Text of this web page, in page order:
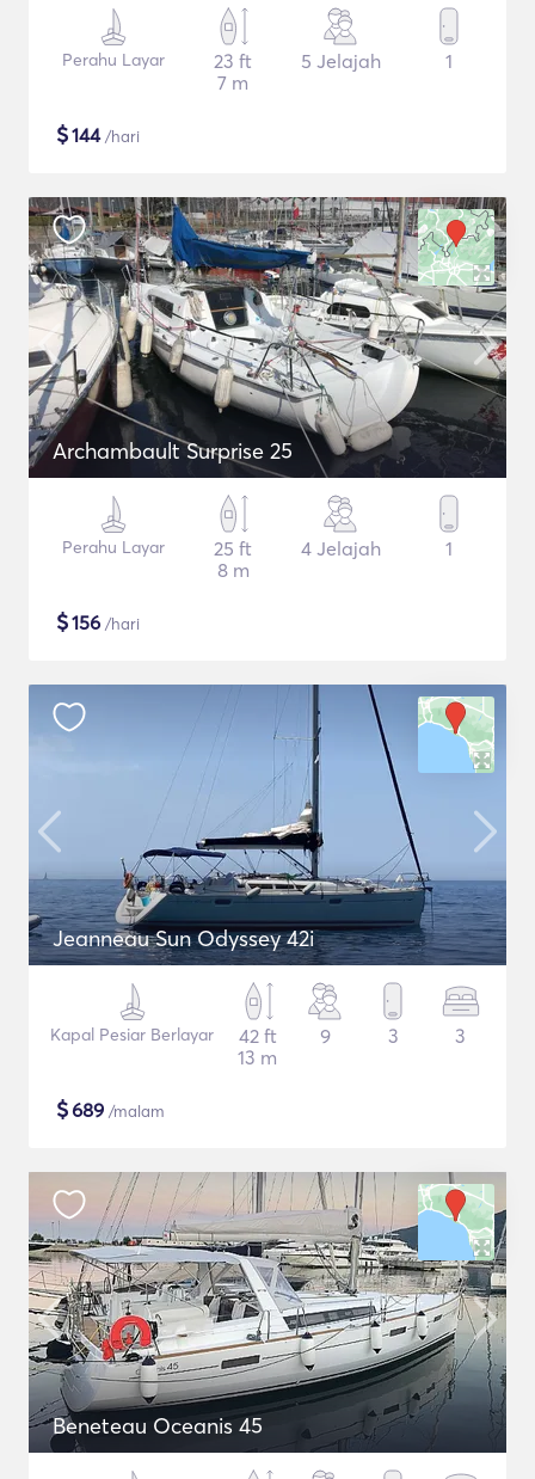
Perahu Layar
23 ft
7 m
5 Jelajah 1
$144/hari
Archambault Surprise 25
Perahu Layar
25 ft
8 m
4 Jelajah 1
$156 /hari
Jeanneau Sun Odyssey 42i
Kapal Pesiar Berlayar
42 ft
13 m
9 3 3
$689 /malam
Beneteau Oceanis 45